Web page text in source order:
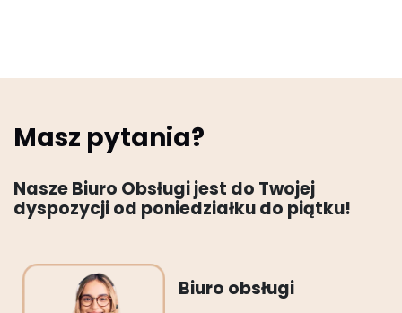
Masz pytania?
Nasze Biuro Obsługi jest do Twojej
dyspozycji od poniedziałku do piątku!
Biuro obsługi